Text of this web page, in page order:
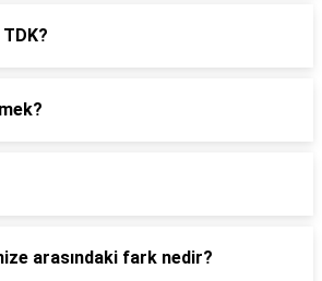
TDK?
arasındaki fark nedir?